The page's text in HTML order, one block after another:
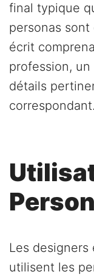
final typique
personas
écrit
profession,
détails
correspondant.
Les
utilisent les